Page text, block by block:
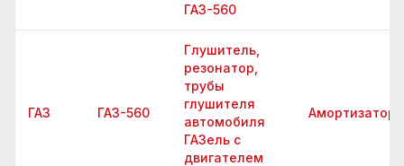
ГАЗ-560
ГАЗ ГАЗ-560
Глушитель,
резонатор,
трубы
глушителя
автомобиля
ГАЗель с
двигателем
Амортизатор